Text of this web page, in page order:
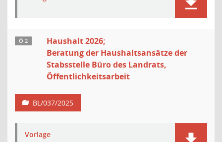
Ö 2
Haushalt 2026;
Beratung der Haushaltsansätze der
Stabsstelle Büro des Landrats,
Öffentlichkeitsarbeit
BL/037/2025
Vorlage